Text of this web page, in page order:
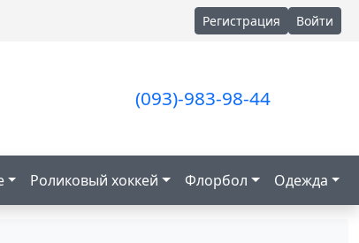
Регистрация Войти
(093)-983-98-44
Роликовый хоккей Флорбол Одежда